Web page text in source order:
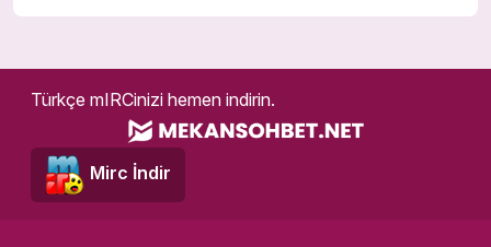
Türkçe mIRCinizi hemen indirin.
Mirc İndir